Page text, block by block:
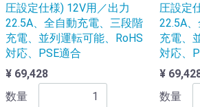
圧設定仕様) 12V用／出力
22.5A、全自動充電、三段階
充電、並列運転可能、RoHS
対応、PSE適合
¥ 69,428
数量
圧設定
22.5A
充電、
対応、
¥
数量